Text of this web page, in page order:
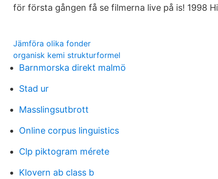
för första gången få se filmerna live på is! 1998
Jämföra olika fonder
organisk kemi strukturformel
Barnmorska direkt malmö
Stad ur
Masslingsutbrott
Online corpus linguistics
Clp piktogram mérete
Klovern ab class b